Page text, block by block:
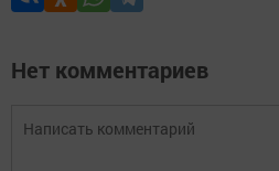
Нет комментариев